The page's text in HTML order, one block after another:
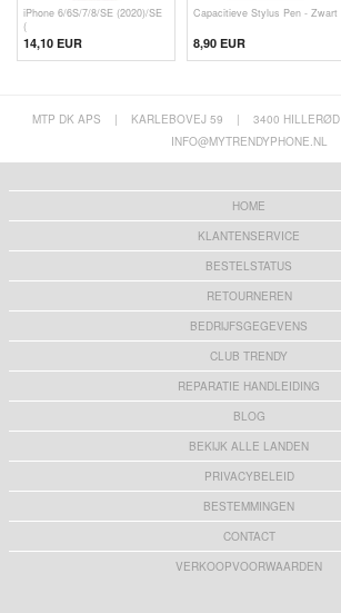
iPhone 6/6S/7/8/SE (2020)/SE
(
14,10 EUR
Capacitieve Stylus Pen - Zwart
8,90 EUR
MTP DK APS | KARLEBOVEJ 59 | 3400 HILLERØD
INFO@MYTRENDYPHONE.NL
HOME
KLANTENSERVICE
BESTELSTATUS
RETOURNEREN
BEDRIJFSGEGEVENS
CLUB TRENDY
REPARATIE HANDLEIDING
BLOG
BEKIJK ALLE LANDEN
PRIVACYBELEID
BESTEMMINGEN
CONTACT
VERKOOPVOORWAARDEN